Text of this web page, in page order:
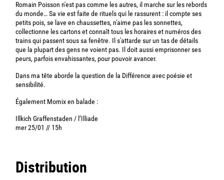
Romain Poisson n'est pas comme les autres, il marche sur les rebords
du monde… Sa vie est faite de rituels qui le rassurent : il compte ses
petits pois, se lave en chaussettes, n'aime pas les sonnettes,
collectionne les cartons et connaît tous les horaires et numéros des
trains qui passent sous sa fenêtre. Il s'attarde sur un tas de détails
que la plupart des gens ne voient pas. Il doit aussi emprisonner ses
peurs, parfois envahissantes, pour pouvoir avancer.
Dans ma tête aborde la question de la Différence avec poésie et
sensibilité.
Également Momix en balade :
Illkich Graffenstaden / l’Illiade
mer 25/01 // 15h
Distribution